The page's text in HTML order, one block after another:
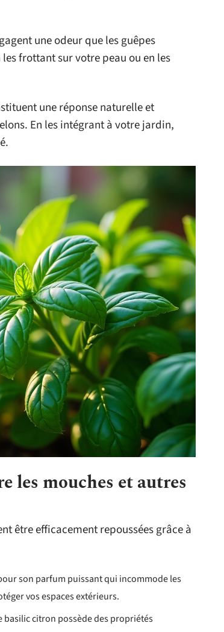
une odeur que les guêpes
frottant sur votre peau ou en les
une réponse naturelle et
En les intégrant à votre jardin,
les mouches et autres
être efficacement repoussées grâce à
son parfum puissant qui incommode les
vos espaces extérieurs.
basilic citron possède des propriétés